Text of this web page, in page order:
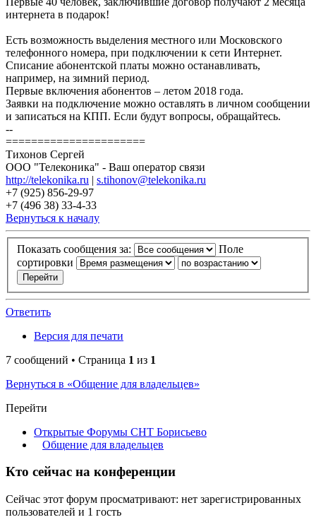
интернета в подарок!
Есть возможность выделения местного или Московского
телефонного номера, при подключении к сети Интернет.
Списание абонентской платы можно останавливать,
например, на зимний период.
Первые включения абонентов – летом 2018 года.
Заявки на подключение можно оставлять в личном сообщении
и записаться на КПП. Если будут вопросы, обращайтесь.
--
======================
Тихонов Сергей
ООО "Телеконика" - Ваш оператор связи
http://telekonika.ru | s.tihonov@telekonika.ru
+7 (925) 856-29-97
+7 (496 38) 33-4-33
Вернуться к началу
Показать сообщения за:
Поле
сортировки
Ответить
Версия для печати
7 сообщений • Страница 1 из 1
Вернуться в «Общение для владельцев»
Перейти
Открытые Форумы СНТ Борисьево
Общение для владельцев
Кто сейчас на конференции
Сейчас этот форум просматривают: нет зарегистрированных
пользователей и 1 гость